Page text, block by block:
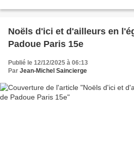
Noëls d'ici et d'ailleurs en
Padoue Paris 15e
Publié le 12/12/2025 à 06:13
Par Jean-Michel Saincierge